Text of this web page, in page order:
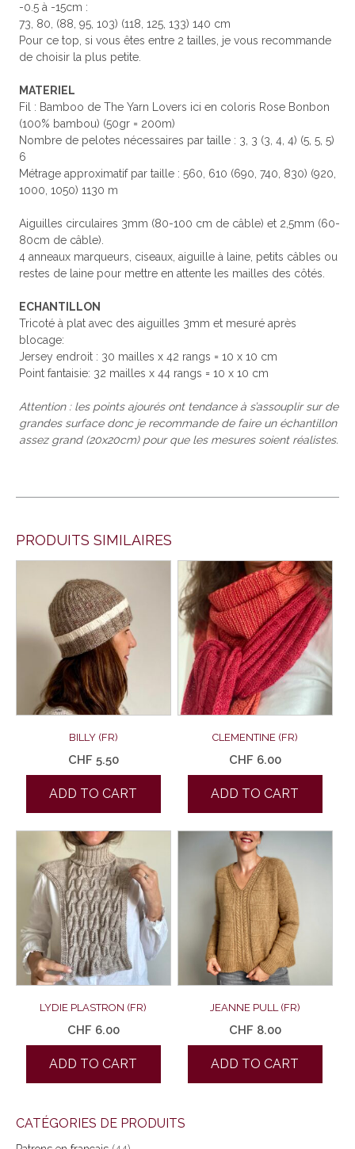
-0.5 à -15cm :
73, 80, (88, 95, 103) (118, 125, 133) 140 cm
Pour ce top, si vous êtes entre 2 tailles, je vous recommande
de choisir la plus petite.
MATERIEL
Fil : Bamboo de The Yarn Lovers ici en coloris Rose Bonbon
(100% bambou) (50gr = 200m)
Nombre de pelotes nécessaires par taille : 3, 3 (3, 4, 4) (5, 5, 5)
6
Métrage approximatif par taille : 560, 610 (690, 740, 830) (920,
1000, 1050) 1130 m
Aiguilles circulaires 3mm (80-100 cm de câble) et 2,5mm (60-
80cm de câble).
4 anneaux marqueurs, ciseaux, aiguille à laine, petits câbles ou
restes de laine pour mettre en attente les mailles des côtés.
ECHANTILLON
Tricoté à plat avec des aiguilles 3mm et mesuré après
blocage:
Jersey endroit : 30 mailles x 42 rangs = 10 x 10 cm
Point fantaisie: 32 mailles x 44 rangs = 10 x 10 cm
Attention : les points ajourés ont tendance à s’assouplir sur de
grandes surface donc je recommande de faire un échantillon
assez grand (20x20cm) pour que les mesures soient réalistes.
PRODUITS SIMILAIRES
BILLY (FR)
CHF 5.50
ADD TO CART
CLEMENTINE (FR)
CHF 6.00
ADD TO CART
LYDIE PLASTRON (FR)
CHF 6.00
ADD TO CART
JEANNE PULL (FR)
CHF 8.00
ADD TO CART
CATÉGORIES DE PRODUITS